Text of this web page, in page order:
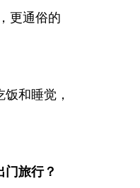
，更通俗的
和睡觉，
旅行？